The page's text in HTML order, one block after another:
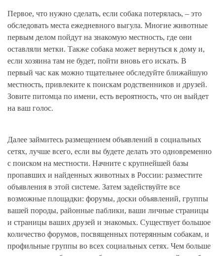
Первое, что нужно сделать, если собака потерялась, – это
обследовать места ежедневного выгула. Многие животные
первым делом пойдут на знакомую местность, где они
оставляли метки. Также собака может вернуться к дому и,
если хозяина там не будет, пойти вновь его искать. В
первый час как можно тщательнее обследуйте ближайшую
местность, привлеките к поискам родственников и друзей.
Зовите питомца по имени, есть вероятность, что он выйдет
на ваш голос.
Далее займитесь размещением объявлений в социальных
сетях, лучше всего, если вы будете делать это одновременно
с поиском на местности. Начните с крупнейшей базы
пропавших и найденных животных в России: разместите
объявления в этой системе. Затем задействуйте все
возможные площадки: форумы, доски объявлений, группы
вашей породы, районные паблики, ваши личные страницы
и страницы ваших друзей и знакомых. Существует большое
количество форумов, посвященных потерянным собакам, и
профильные группы во всех социальных сетях. Чем больше